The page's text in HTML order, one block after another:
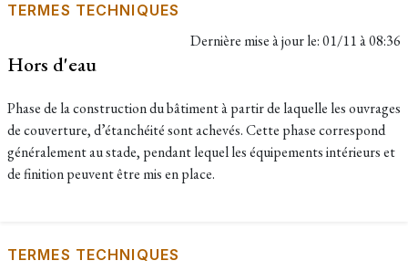
TERMES TECHNIQUES
Dernière mise à jour le:01/11 à 08:36
Hors d'eau
Phase de la construction du bâtiment à partir de laquelle les ouvrages
de couverture, d’étanchéité sont achevés. Cette phase correspond
généralement au stade, pendant lequel les équipements intérieurs et
de finition peuvent être mis en place.
TERMES TECHNIQUES